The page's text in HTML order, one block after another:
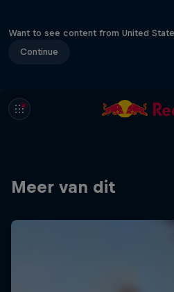
Want to see content from United
Continue
Meer van dit